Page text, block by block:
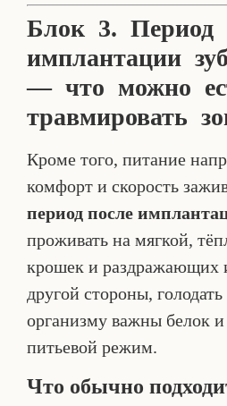
Блок 3. Период
имплантации
— что можно
травмировать
Кроме того, питание
комфорт и скорость
период после
проживать на мягкой,
крошек и раздражающих
другой стороны,
организму важны белок
питьевой режим.
Что обычно